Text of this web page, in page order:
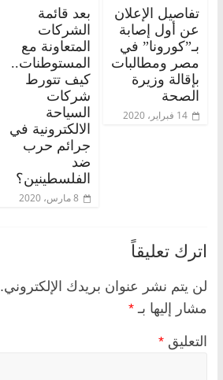
تفاصيل الإعلان
عن أول إصابة
بـ”كورونا” في
مصر ومطالبات
بإقالة وزيرة
الصحة
14 فبراير، 2020
بعد قائمة
الشركات
المتعاونة مع
المستوطنات..
كيف تتورط
شركات
السياحة
الالكترونية في
جرائم حرب
ضد
الفلسطينين؟
8 مارس، 2020
اترك تعليقاً
لن يتم نشر عنوان بريدك الإلكتروني.
مشار إليها بـ *
التعليق *